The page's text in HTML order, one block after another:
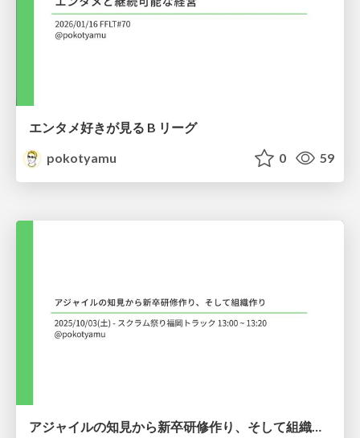
エンタメ好きが見る B リーグ
pokotyamu
0 59